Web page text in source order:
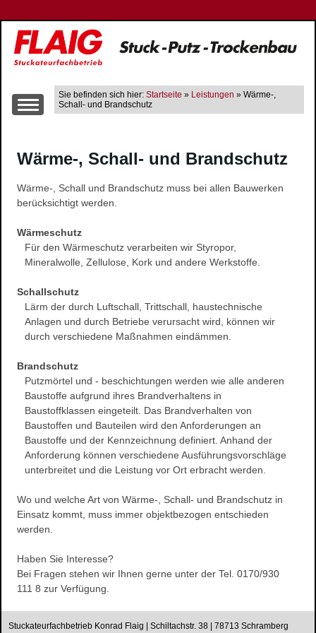
Sie befinden sich hier:Startseite » Leistungen » Wärme-,
Schall- und Brandschutz
Leistungen
Wärme-, Schall- und Brandschutz
Fließestrich
Raum- und Bautrocknung
Wasserschaden- sanierung
Herstellung und Verkauf von Stuck
Stuckarbeiten
Ihre Vorteile
Produkte
Stuckleisten
Referenzen
Altbausanierung
Hausnummern
Wärme-, Schall- und Brandschutz
Wärme-, Schall und Brandschutz muss bei allen Bauwerken
berücksichtigt werden.
Wärmeschutz
Für den Wärmeschutz verarbeiten wir Styropor,
Mineralwolle, Zellulose, Kork und andere Werkstoffe.
Schallschutz
Lärm der durch Luftschall, Trittschall, haustechnische
Anlagen und durch Betriebe verursacht wird, können wir
durch verschiedene Maßnahmen eindämmen.
Brandschutz
Putzmörtel und - beschichtungen werden wie alle anderen
Baustoffe aufgrund ihres Brandverhaltens in
Baustoffklassen eingeteilt. Das Brandverhalten von
Baustoffen und Bauteilen wird den Anforderungen an
Baustoffe und der Kennzeichnung definiert. Anhand der
Anforderung können verschiedene Ausführungsvorschläge
unterbreitet und die Leistung vor Ort erbracht werden.
Wo und welche Art von Wärme-, Schall- und Brandschutz in
Einsatz kommt, muss immer objektbezogen entschieden
werden.
Haben Sie Interesse?
Bei Fragen stehen wir Ihnen gerne unter der Tel. 0170/930
111 8 zur Verfügung.
Stuckateurfachbetrieb Konrad Flaig | Schiltachstr. 38 | 78713 Schramberg